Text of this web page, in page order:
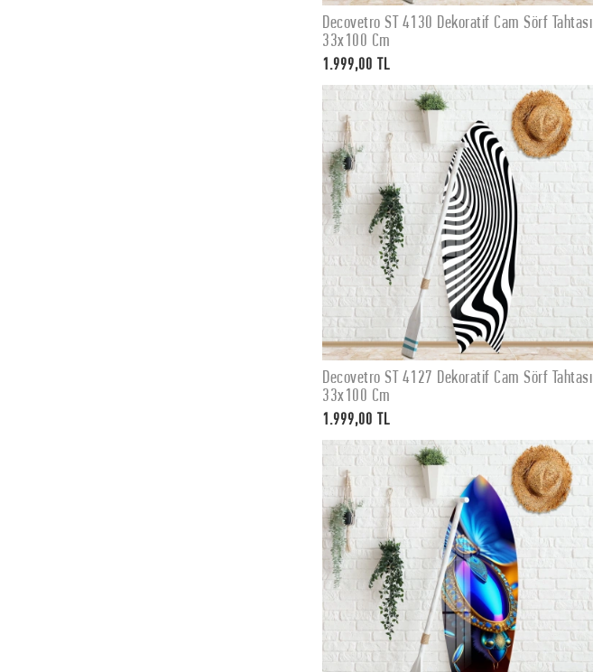
SEPETE EKLE
Decovetro ST 4130 Dekoratif Cam Sörf Tahtası
33x100 Cm
1.999,00 TL
SEPETE EKLE
Decovetro ST 4127 Dekoratif Cam Sörf Tahtası
33x100 Cm
1.999,00 TL